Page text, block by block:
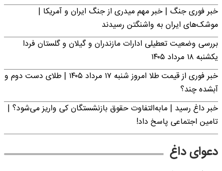
خبر فوری جنگ | خبر مهم میدری از جنگ ایران و آمریکا |
موشک‌های ایران به واشنگتن رسیدند
بررسی وضعیت تعطیلی ادارات مازندران و گیلان و گلستان فردا
یکشنبه ۱۸ مرداد ۱۴۰۵
خبر فوری از قیمت طلا امروز شنبه ۱۷ مرداد ۱۴۰۵ | طلای دست دوم و
آبشده چند؟
خبر داغ رسید | مابه‌التفاوت حقوق بازنشستگان کی واریز می‌شود؟ |
تامین اجتماعی پاسخ داد!
دعوای داغ